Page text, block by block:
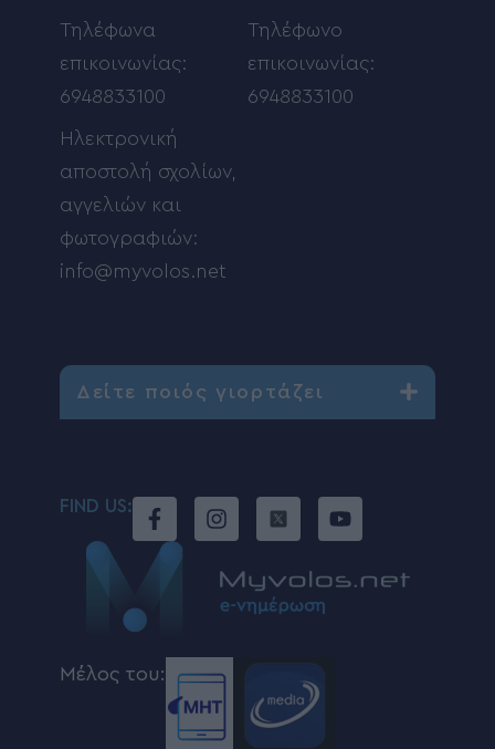
Τηλέφωνα
επικοινωνίας:
6948833100
Ηλεκτρονική
αποστολή σχολίων,
αγγελιών και
φωτογραφιών:
info@myvolos.net
Τηλέφωνο
επικοινωνίας:
6948833100
Δείτε ποιός γιορτάζει
FIND US:
Μέλος του: